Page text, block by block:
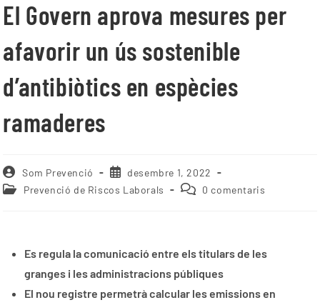
El Govern aprova mesures per
afavorir un ús sostenible
d’antibiòtics en espècies
ramaderes
Som Prevenció
desembre 1, 2022
Prevenció de Riscos Laborals
0 comentaris
Es regula la comunicacióentre els titulars de les
granges i les administracions públiques
El nou registre permetrà calcular les emissions en